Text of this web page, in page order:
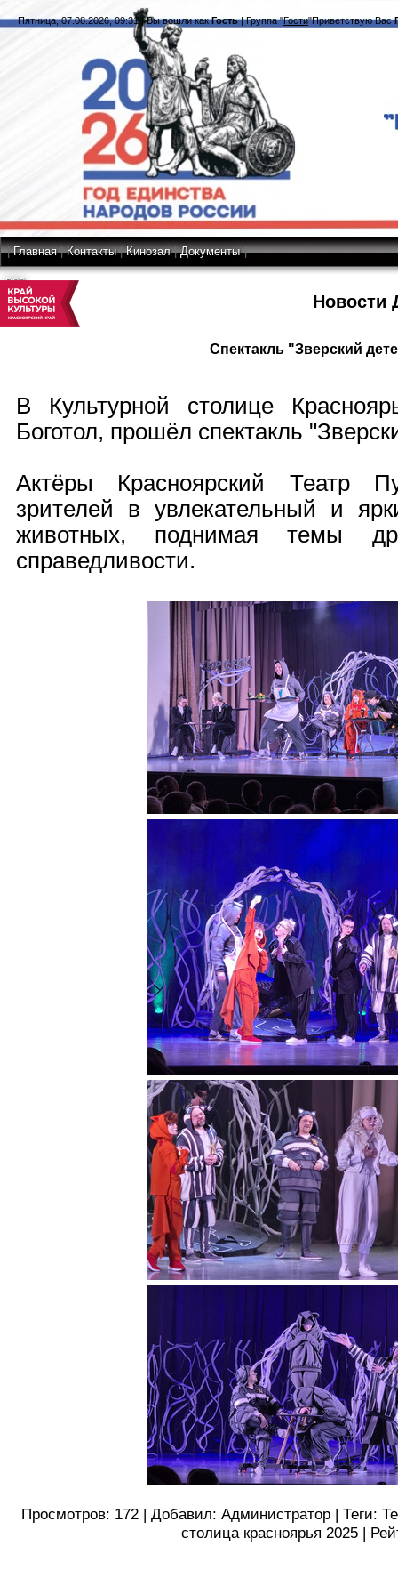
Пятница, 07.08.2026, 09:31 |Вы вошли как Гость|Группа"Гости"Приветствую Вас
|Главная|Контакты|Кинозал|Документы
|RSS
Новости
Спектакль "Зверский
В Культурной столице
Боготол, прошёл спектакль
Актёры Красноярский Театр
зрителей в увлекательный и
животных, поднимая темы
справедливости.
Просмотров: 172 | Добавил: Администратор | Теги:
столица красноярья 2025 |